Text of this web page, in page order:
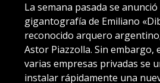
La semana pasada se
gigantografía de Emiliano
reconocido arquero
Astor Piazzolla. Sin embargo,
varias empresas privadas se
instalar rápidamente una